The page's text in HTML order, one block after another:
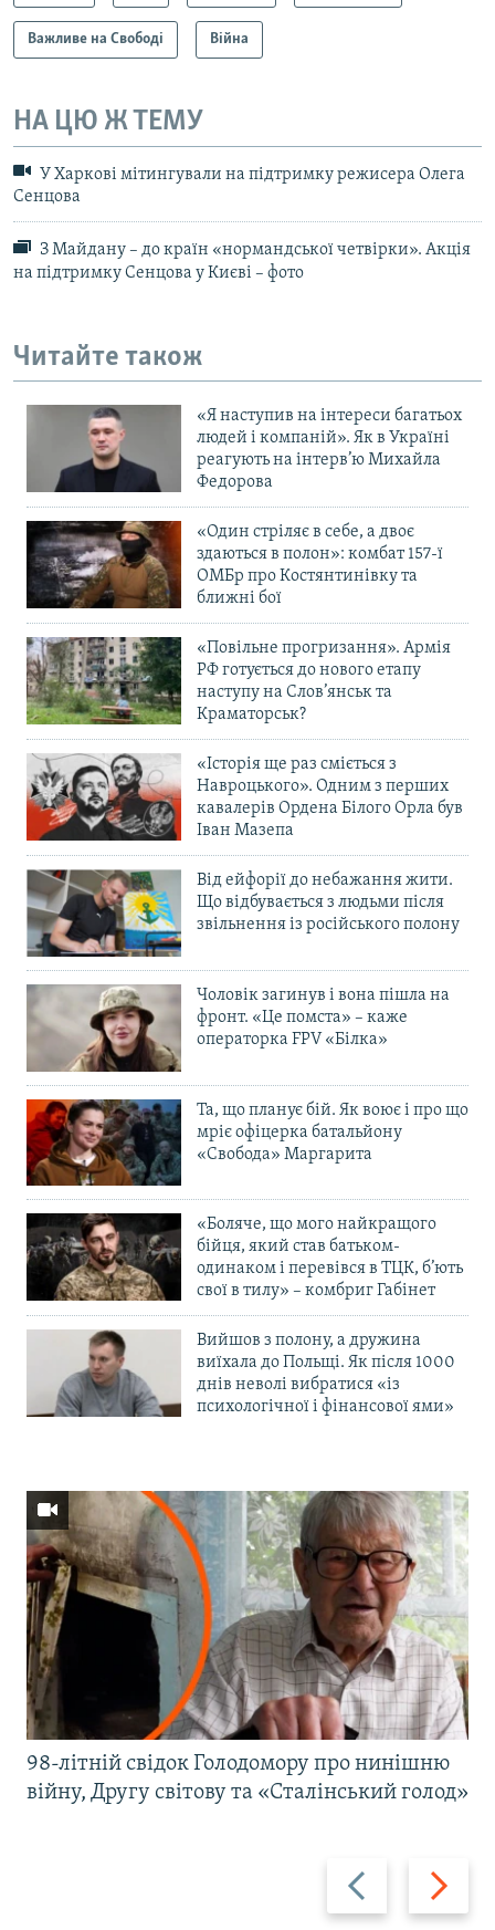
Важливе на Свободі Війна
НА ЦЮ Ж ТЕМУ
У Харкові мітингували на підтримку режисера Олега
Сенцова
З Майдану – до країн «нормандської четвірки». Акція
на підтримку Сенцова у Києві – фото
Читайте також
«Я наступив на інтереси багатьох
людей і компаній». Як в Україні
реагують на інтерв’ю Михайла
Федорова
«Один стріляє в себе, а двоє
здаються в полон»: комбат 157-ї
ОМБр про Костянтинівку та
ближні бої
«Повільне прогризання». Армія
РФ готується до нового етапу
наступу на Слов’янськ та
Краматорськ?
«Історія ще раз сміється з
Навроцького». Одним з перших
кавалерів Ордена Білого Орла був
Іван Мазепа
Від ейфорії до небажання жити.
Що відбувається з людьми після
звільнення із російського полону
Чоловік загинув і вона пішла на
фронт. «Це помста» – каже
операторка FPV «Білка»
Та, що планує бій. Як воює і про що
мріє офіцерка батальйону
«Свобода» Маргарита
«Боляче, що мого найкращого
бійця, який став батьком-
одинаком і перевівся в ТЦК, б’ють
свої в тилу» – комбриг Габінет
Вийшов з полону, а дружина
виїхала до Польщі. Як після 1000
днів неволі вибратися «із
психологічної і фінансової ями»
Назад Вперед
98-літній свідок Голодомору про нинішню
війну, Другу світову та «Сталінський голод»